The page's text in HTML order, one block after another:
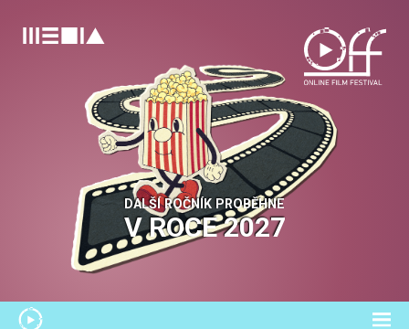
DALŠÍ ROČNÍK PROBĚHNE
V ROCE2027